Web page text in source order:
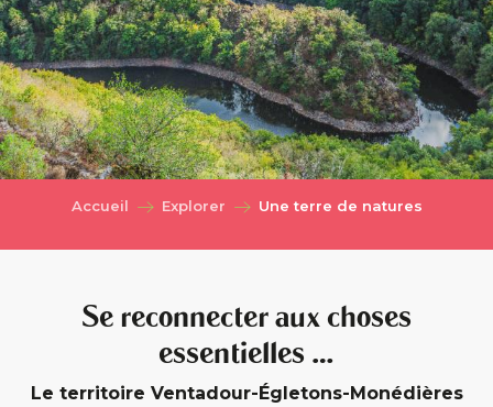
Accueil Explorer Une terre de natures
Se reconnecter aux choses
essentielles …
Le territoire Ventadour-Égletons-Monédières